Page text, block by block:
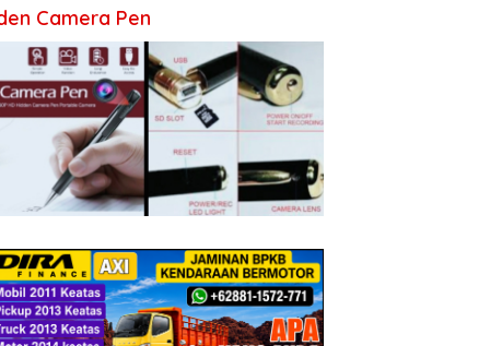
Camera Pen